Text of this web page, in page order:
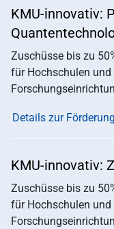
KMU-innovativ:
Zuschüsse bis zu
für Hochschulen
Details zur Förderung
KMU-innovativ:
Zuschüsse bis zu
für Hochschulen